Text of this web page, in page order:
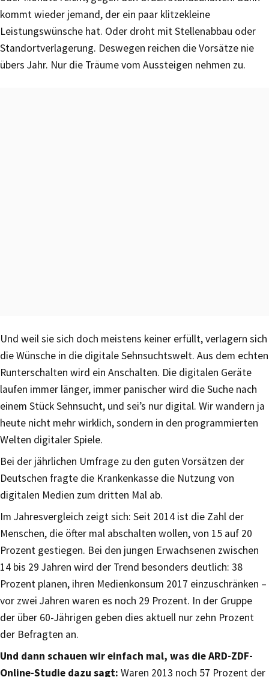
kommt wieder jemand, der ein paar klitzekleine
Leistungswünsche hat. Oder droht mit Stellenabbau oder
Standortverlagerung. Deswegen reichen die Vorsätze nie
übers Jahr. Nur die Träume vom Aussteigen nehmen zu.
Und weil sie sich doch meistens keiner erfüllt, verlagern sich
die Wünsche in die digitale Sehnsuchtswelt. Aus dem echten
Runterschalten wird ein Anschalten. Die digitalen Geräte
laufen immer länger, immer panischer wird die Suche nach
einem Stück Sehnsucht, und sei’s nur digital. Wir wandern ja
heute nicht mehr wirklich, sondern in den programmierten
Welten digitaler Spiele.
Bei der jährlichen Umfrage zu den guten Vorsätzen der
Deutschen fragte die Krankenkasse die Nutzung von
digitalen Medien zum dritten Mal ab.
Im Jahresvergleich zeigt sich: Seit 2014 ist die Zahl der
Menschen, die öfter mal abschalten wollen, von 15 auf 20
Prozent gestiegen. Bei den jungen Erwachsenen zwischen
14 bis 29 Jahren wird der Trend besonders deutlich: 38
Prozent planen, ihren Medienkonsum 2017 einzuschränken –
vor zwei Jahren waren es noch 29 Prozent. In der Gruppe
der über 60-Jährigen geben dies aktuell nur zehn Prozent
der Befragten an.
Und dann schauen wir einfach mal, was die ARD-ZDF-
Online-Studie dazu sagt: Waren 2013 noch 57 Prozent der